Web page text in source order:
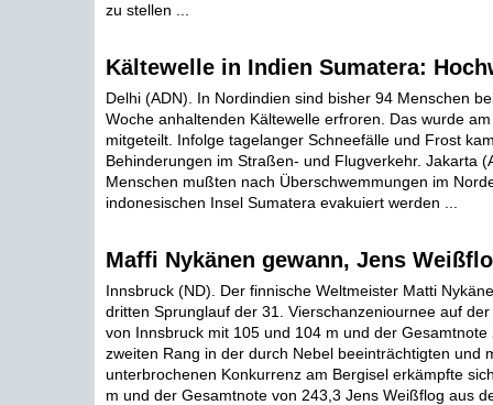
zu stellen ...
Kältewelle in Indien Sumatera:
Delhi (ADN). In Nordindien sind bisher 94 Menschen
Woche anhaltenden Kältewelle erfroren. Das wurde
mitgeteilt. Infolge tagelanger Schneefälle und Frost
Behinderungen im Straßen- und Flugverkehr. Jakarta
Menschen mußten nach Überschwemmungen im
indonesischen Insel Sumatera evakuiert werden ...
Maffi Nykänen gewann, Jens
Innsbruck (ND). Der finnische Weltmeister Matti
dritten Sprunglauf der 31. Vierschanzeniournee auf
von Innsbruck mit 105 und 104 m und der Gesamtnote
zweiten Rang in der durch Nebel beeinträchtigten und
unterbrochenen Konkurrenz am Bergisel erkämpfte
m und der Gesamtnote von 243,3 Jens Weißflog aus